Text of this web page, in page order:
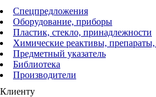
Спецпредложения
Оборудование, приборы
Пластик, стекло, принадлежности
Химические реактивы,
Предметный указатель
Библиотека
Производители
Клиенту